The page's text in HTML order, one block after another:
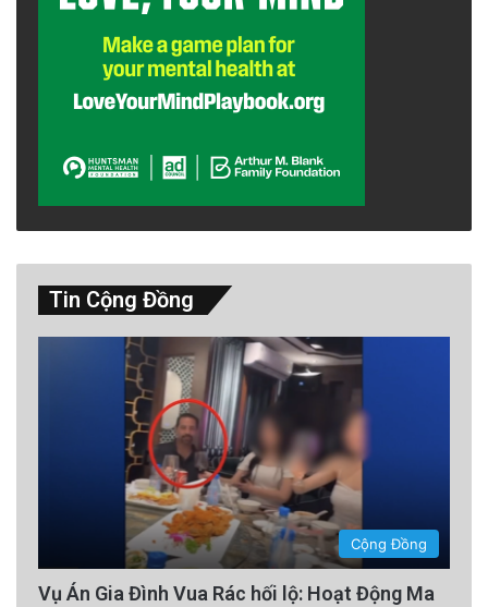
Tin Cộng Đồng
Cộng Đồng
Vụ Án Gia Đình Vua Rác hối lộ: Hoạt Động Ma